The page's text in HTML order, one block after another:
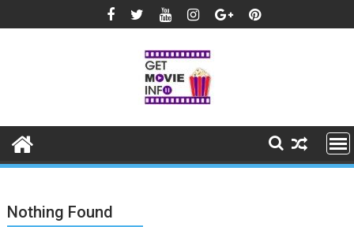
to
Nothing Found